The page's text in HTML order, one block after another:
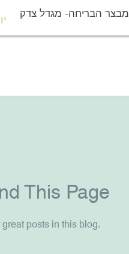
מבצר הבריחה- מגדל צדק
This Page
posts in this blog.